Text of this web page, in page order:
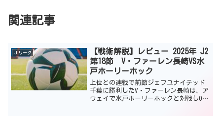
関連記事
Ｊリーグ
【戦術解説】レビュー 2025年 J2
第18節 V・ファーレン長崎VS水
戸ホーリーホック
上位との連戦で前節ジェフユナイテッド
千葉に勝利したV・ファーレン長崎は、ア
ウェイで水戸ホーリーホックと対戦し0－